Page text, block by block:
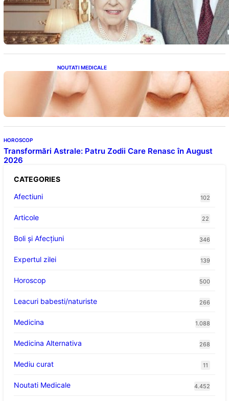
Longevitatea în Rândul Celebrităților: Lecții
din Viața Prințului Philip și a Altora care Au
Fost Pe Punctul de a Împlini 100 de Ani
NOUTATI MEDICALE
Evoluția Personalității după 70 de Ani: Ce
Revelații Ne Oferă Studiile Psihologice
HOROSCOP
Transformări Astrale: Patru Zodii Care Renasc în August
2026
CATEGORIES
Afectiuni
102
Articole 22
Boli și Afecțiuni 346
Expertul zilei 139
Horoscop 500
Leacuri babesti/naturiste 266
Medicina 1.088
Medicina Alternativa 268
Mediu curat 11
Noutati Medicale 4.452